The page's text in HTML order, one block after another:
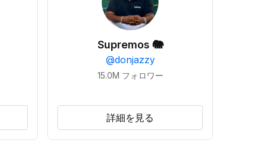
Supremos 🐘
@donjazzy
15.0M フォロワー
詳細を見る